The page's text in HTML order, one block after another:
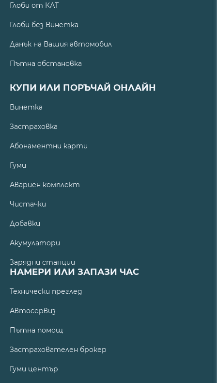
Глоби от КАТ
Глоби без Винетка
Данък на Вашия автомобил
Пътна обстановка
КУПИ ИЛИ ПОРЪЧАЙ ОНЛАЙН
Винетка
Застраховка
Абонаментни карти
Гуми
Авариен комплект
Чистачки
Добавки
Акумулатори
Зарядни станции
НАМЕРИ ИЛИ ЗАПАЗИ ЧАС
Технически преглед
Автосервиз
Пътна помощ
Застрахователен брокер
Гуми център